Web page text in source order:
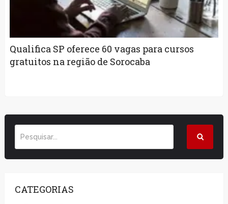
Qualifica SP oferece 60 vagas para cursos
gratuitos na região de Sorocaba
CATEGORIAS